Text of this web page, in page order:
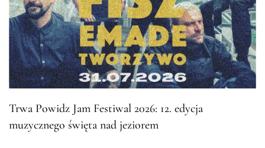
Trwa Powidz Jam Festiwal 2026: 12. edycja
muzycznego święta nad jeziorem